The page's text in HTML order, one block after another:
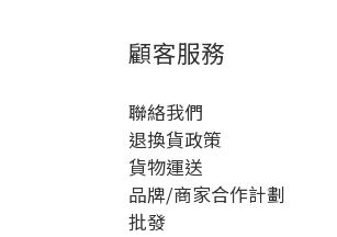
顧客服務
聯絡我們
退換貨政策
貨物運送
品牌/商家合作計劃
批發